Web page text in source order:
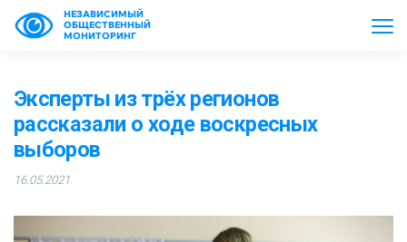
НЕЗАВИСИМЫЙ
ОБЩЕСТВЕННЫЙ
МОНИТОРИНГ
Эксперты из трёх регионов
рассказали о ходе воскресных
выборов
16.05.2021